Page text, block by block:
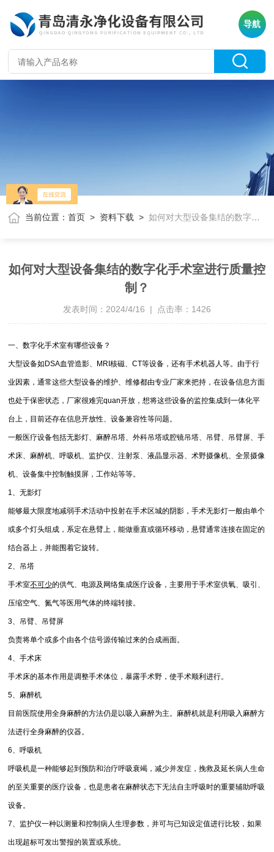
导航
当前位置：首页 > 资料下载 >如何对大型设备集结的数字化手术室进行质量控制？
如何对大型设备集结的数字化手术室进行质量控
制？
发表时间：2024/4/16 | 点击率：1426
一、数字化手术室有哪些设备？
大型设备如DSA血管造影、MRI核磁、CT等设备，还有手术机器人等。由于行
业因素，通常这些大型设备的维护、维修都由专业厂家来把持，在设备信息方面
也处于保密状态，厂家很难完quan开放，想将这些设备的监控集成到一体化平
台上，目前还存在信息开放性、设备兼容性等问题。
一般医疗设备包括无影灯、麻醉吊塔、外科吊塔或腔镜吊塔、吊臂、吊臂屏、手
术床、麻醉机、呼吸机、监护仪、注射泵、液晶显示器、术野摄像机、全景摄像
机、设备集中控制触摸屏，工作站等等。
1、无影灯
能够最大限度地减弱手术活动中投射在手术区城的阴影，手术无影灯一般由单个
或多个灯头组成，系定在悬臂上，能做垂直或循环移动，悬臂通常连接在固定的
结合器上，并能围着它旋转。
2、吊塔
手术室不可少的供气、电源及网络集成医疗设备，主要用于手术室供氧、吸引、
压缩空气、氮气等医用气体的终端转接。
3、吊臂、吊臂屏
负责将单个或多个由各个信号源传输过来的合成画面。
4、手术床
手术床的基本作用是调整手术体位，暴露手术野，使手术顺利进行。
5、麻醉机
目前医院使用全身麻醉的方法仍是以吸入麻醉为主。麻醉机就是利用吸入麻醉方
法进行全身麻醉的仪器。
6、呼吸机
呼吸机是一种能够起到预防和治疗呼吸衰竭，减少并发症，挽救及延长病人生命
的至关重要的医疗设备，也是患者在麻醉状态下无法自主呼吸时的重要辅助呼吸
设备。
7、监护仪一种以测量和控制病人生理参数，并可与已知设定值进行比较，如果
出现超标可发出警报的装置或系统。